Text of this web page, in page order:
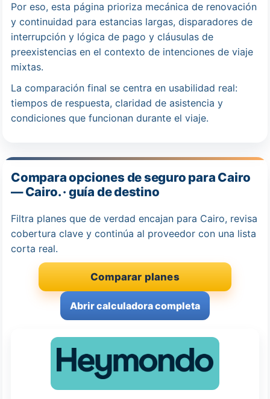
Por eso, esta página prioriza mecánica de renovación
y continuidad para estancias largas, disparadores de
interrupción y lógica de pago y cláusulas de
preexistencias en el contexto de intenciones de viaje
mixtas.
La comparación final se centra en usabilidad real:
tiempos de respuesta, claridad de asistencia y
condiciones que funcionan durante el viaje.
Compara opciones de seguro para Cairo
— Cairo. · guía de destino
Filtra planes que de verdad encajan para Cairo, revisa
cobertura clave y continúa al proveedor con una lista
corta real.
Comparar planes
Abrir calculadora completa